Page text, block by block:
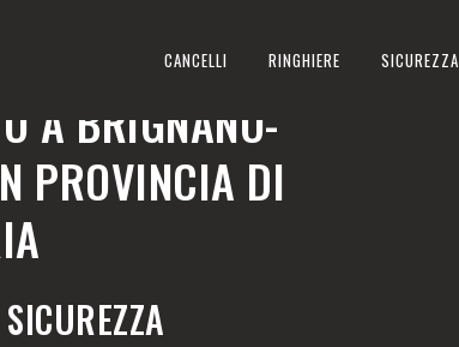
CANCELLI RINGHIERE SICUREZZA
SICUREZZA
A BRIGNANO-
PROVINCIA DI